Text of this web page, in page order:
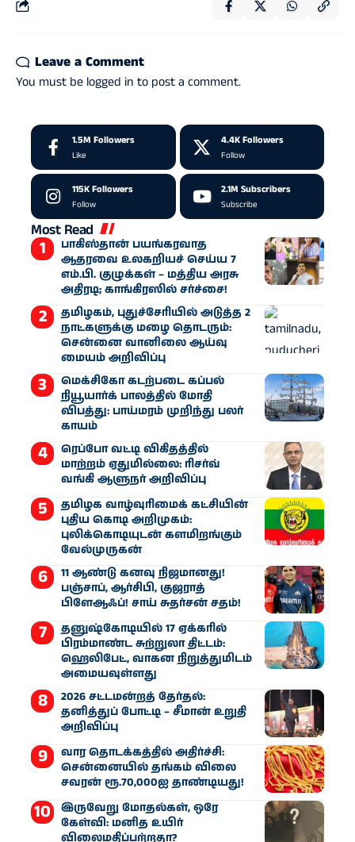
Leave a Comment
You must be logged in to post a comment.
1.5M Followers
Like
4.4K Followers
Follow
115KFollowers
Follow
2.1M Subscribers
Subscribe
Most Read
பாகிஸ்தான் பயங்கரவாத
ஆதரவை உலகறியச் செய்ய 7
எம்.பி. குழுக்கள் – மத்திய அரசு
அதிரடி; காங்கிரஸில் சர்ச்சை!
தமிழகம், புதுச்சேரியில் அடுத்த 2
நாட்களுக்கு மழை தொடரும்:
சென்னை வானிலை ஆய்வு
மையம் அறிவிப்பு
மெக்சிகோ கடற்படை கப்பல்
நியூயார்க் பாலத்தில் மோதி
விபத்து: பாய்மரம் முறிந்து பலர்
காயம்
ரெப்போ வட்டி விகிதத்தில்
மாற்றம் ஏதுமில்லை: ரிசர்வ்
வங்கி ஆளுநர் அறிவிப்பு
தமிழக வாழ்வுரிமைக் கட்சியின்
புதிய கொடி அறிமுகம்:
புலிக்கொடியுடன் களமிறங்கும்
வேல்முருகன்
11 ஆண்டு கனவு நிஜமானது!
பஞ்சாப், ஆர்சிபி, குஜராத்
பிளேஆஃப்! சாய் சுதர்சன் சதம்!
தனுஷ்கோடியில் 17 ஏக்கரில்
பிரம்மாண்ட சுற்றுலா திட்டம்:
ஹெலிபேட், வாகன நிறுத்துமிடம்
அமையவுள்ளது
2026 சட்டமன்றத் தேர்தல்:
தனித்துப் போட்டி – சீமான் உறுதி
அறிவிப்பு
வார தொடக்கத்தில் அதிர்ச்சி:
சென்னையில் தங்கம் விலை
சவரன் ரூ.70,000ஐ தாண்டியது!
இருவேறு மோதல்கள், ஒரே
கேள்வி: மனித உயிர்
விலைமதிப்பற்றதா?